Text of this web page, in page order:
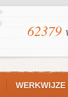
62379
WERKWIJZE